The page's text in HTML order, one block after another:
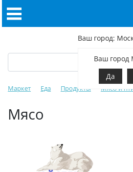
Ваш город:
Ваш город
Да
Маркет Еда Продукты Мясо и
Мясо